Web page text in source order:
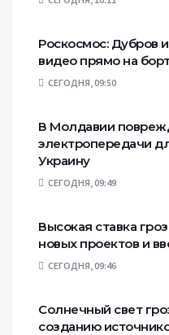
Роскосмос: Дубров
видео прямо на
СЕГОДНЯ, 09:50
В Молдавии
электропередачи
Украину
СЕГОДНЯ, 09:49
Высокая ставка
новых проектов и
СЕГОДНЯ, 09:46
Солнечный свет
созданию